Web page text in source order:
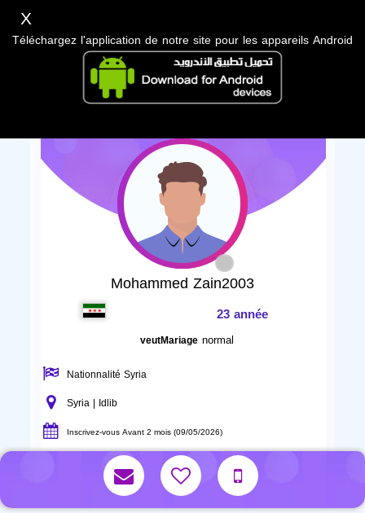
Mohammed Zain2003
23 année
veutMariage normal
Nationnalité Syria
Syria | Idlib
Inscrivez-vous Avant 2 mois (09/05/2026)
X
Téléchargez l'application de notre site pour les appareils Android